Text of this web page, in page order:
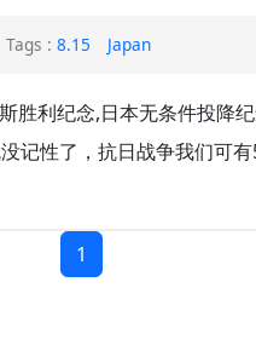
Tags : 8.15 Japan
胜利纪念,日本无条件投降
记性了，抗日战争我们可
1